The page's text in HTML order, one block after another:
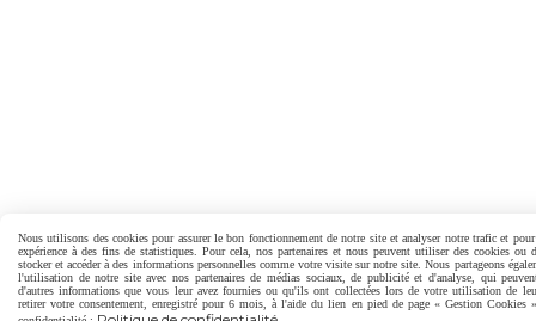
Nous utilisons des cookies pour assurer le bon fonctionnement de notre site et analyser notre trafic et
expérience à des fins de statistiques. Pour cela, nos partenaires et nous peuvent utiliser des cookies ou
stocker et accéder à des informations personnelles comme votre visite sur notre site. Nous partageons
l'utilisation de notre site avec nos partenaires de médias sociaux, de publicité et d'analyse, qui
d'autres informations que vous leur avez fournies ou qu'ils ont collectées lors de votre utilisation de
retirer votre consentement, enregistré pour 6 mois, à l'aide du lien en pied de page « Gestion Cookies